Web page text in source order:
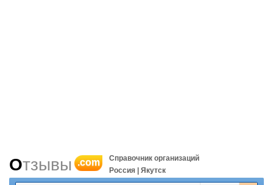
Отзывы .com
Справочник организаций
Россия | Якутск